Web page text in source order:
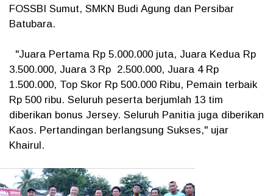
FOSSBI Sumut, SMKN Budi Agung dan Persibar
Batubara.
"Juara Pertama Rp 5.000.000 juta, Juara Kedua Rp
3.500.000, Juara 3 Rp 2.500.000, Juara 4 Rp
1.500.000, Top Skor Rp 500.000 Ribu, Pemain terbaik
Rp 500 ribu. Seluruh peserta berjumlah 13 tim
diberikan bonus Jersey. Seluruh Panitia juga diberikan
Kaos. Pertandingan berlangsung Sukses," ujar
Khairul.